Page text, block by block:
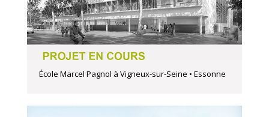
École Marcel Pagnol à Vigneux-sur-Seine • Essonne